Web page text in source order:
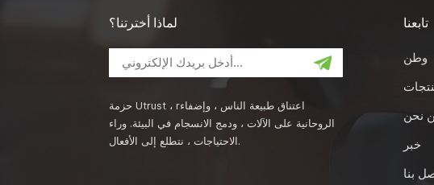
لماذا أخترتنا؟
حزمة Utrust ، rاعتناق طبيعة الناس ، وإضفاء
الروحانية على الآلات ، ودمج الانسجام في البيئة. وراء
الاحتياجات ، نتطلع إلى الأفعال.
تابعنا
وطن
نحن
خبر
بنا